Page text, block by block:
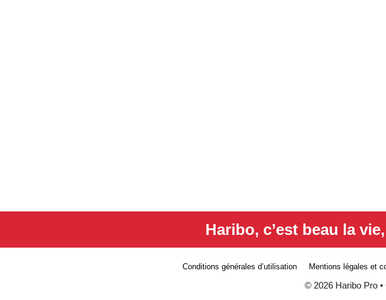
Haribo, c’est beau la
Conditions générales d’utilisation Mentions légales et
© 2026 Haribo Pro•